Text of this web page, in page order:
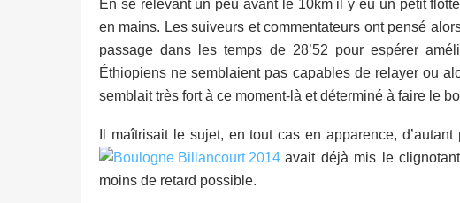
En se relevant un peu avant le 10km il y eu un petit
en mains. Les suiveurs et commentateurs ont pensé
passage dans les temps de 28’52 pour espérer
Éthiopiens ne semblaient pas capables de relayer ou
semblait très fort à ce moment-là et déterminé à faire le
Il maîtrisait le sujet, en tout cas en apparence,
avait déjà mis le
moins de retard possible.